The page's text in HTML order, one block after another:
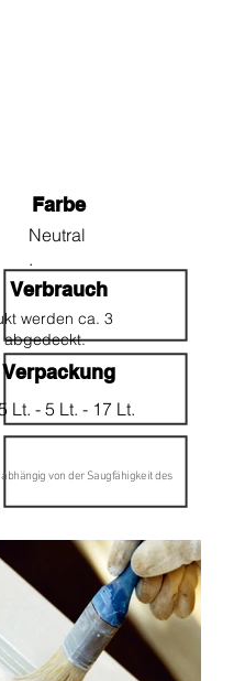
Farbe
Neutral
.
Verbrauch
werden ca. 3
abgedeckt.
Verpackung
Lt. - 5 Lt. - 17 Lt.
von der Saugfähigkeit des